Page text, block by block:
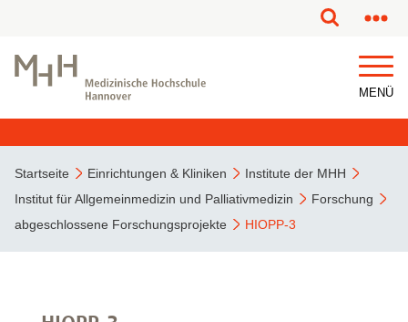
MENÜ
Startseite Einrichtungen & Kliniken
Institute der MHH
Institut für Allgemeinmedizin und Palliativmedizin
Forschung
abgeschlossene Forschungsprojekte
HIOPP-3